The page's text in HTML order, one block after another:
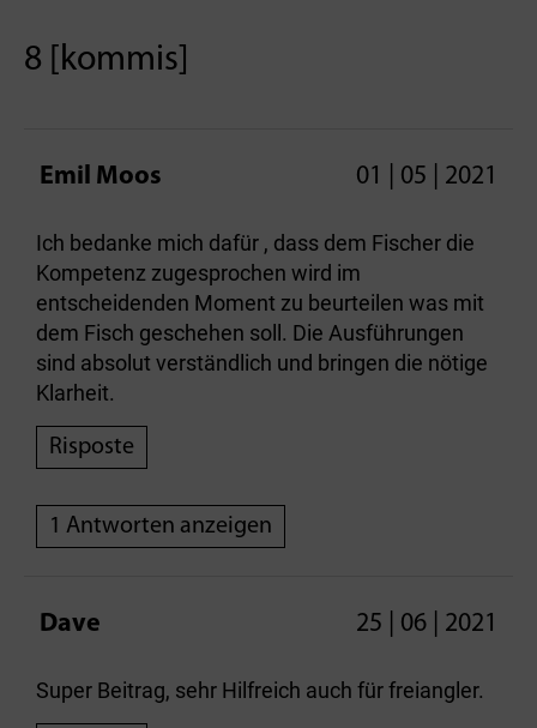
8 [kommis]
Emil Moos 01 | 05 | 2021
Ich bedanke mich dafür , dass dem Fischer die
Kompetenz zugesprochen wird im
entscheidenden Moment zu beurteilen was mit
dem Fisch geschehen soll. Die Ausführungen
sind absolut verständlich und bringen die nötige
Klarheit.
Risposte
1 Antworten anzeigen
Dave 25 | 06 | 2021
Super Beitrag, sehr Hilfreich auch für freiangler.